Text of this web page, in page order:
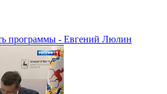
программы - Евгений Люлин